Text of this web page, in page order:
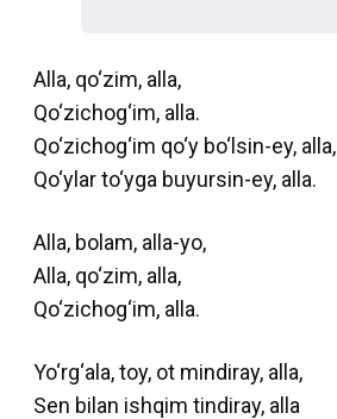
Alla, qo‘zim, alla,
Qo‘zichog‘im, alla.
Qo‘zichog‘im qo‘y bo‘lsin-ey, alla,
Qo‘ylar to‘yga buyursin-ey, alla.
Alla, bolam, alla-yo,
Alla, qo‘zim, alla,
Qo‘zichog‘im, alla.
Yo‘rg‘ala, toy, ot mindiray, alla,
Sen bilan ishqim tindiray, alla